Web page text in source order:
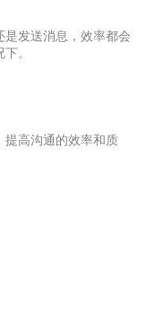
发送消息，效率都会
。
提高沟通的效率和质